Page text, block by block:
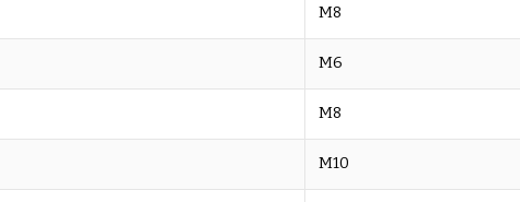
M8
M6
M8
M10